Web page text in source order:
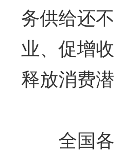
务供给还
业、促增
释放消费潜
全国各